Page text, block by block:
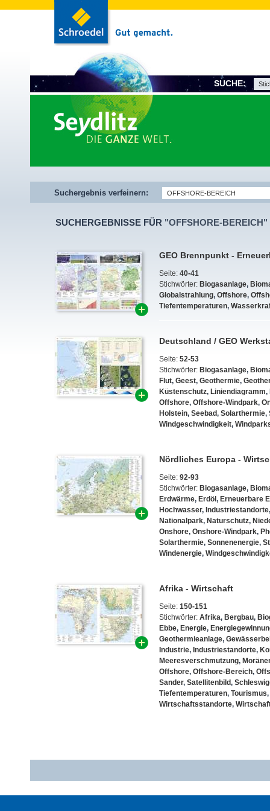
SUCHE:
Suchergebnis verfeinern:
SUCHERGEBNISSE FÜR "OFFSHORE-
GEO Brennpunkt -
Seite: 40-41
Stichwörter: Biogasanlage,
Globalstrahlung, Offshore,
Tiefentemperaturen,
Deutschland / GEO
Seite: 52-53
Stichwörter: Biogasanlage,
Flut, Geest, Geothermie,
Küstenschutz, Liniendiagramm,
Offshore, Offshore-Windpark,
Holstein, Seebad, Solarthermie,
Windgeschwindigkeit,
Nördliches Europa -
Seite: 92-93
Stichwörter: Biogasanlage,
Erdwärme, Erdöl , Erneuerbare
Hochwasser, Industriestandorte
Nationalpark, Naturschutz,
Onshore, Onshore-Windpark,
Solarthermie, Sonnenenergie,
Windenergie,
Afrika - Wirtschaft
Seite: 150-151
Stichwörter: Afrika, Bergbau,
Ebbe, Energie,
Geothermieanlage,
Industrie, Industriestandorte,
Meeresverschmutzung,
Offshore, Offshore-Bereich,
Sander, Satellitenbild,
Tiefentemperaturen, Tourismus,
Wirtschaftsstandorte,